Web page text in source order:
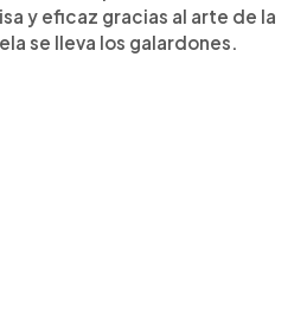
y eficaz gracias al arte de la
se lleva los galardones.